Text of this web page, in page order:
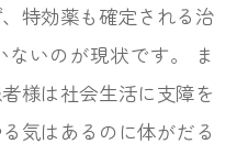
特効薬も確定される治
いのが現状です。 ま
様は社会生活に支障を
気はあるのに体がだる